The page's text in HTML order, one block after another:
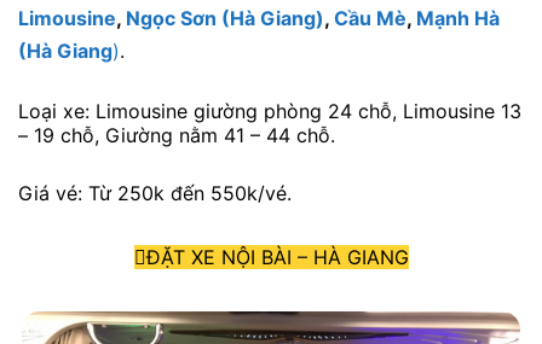
Limousine, Ngọc Sơn (Hà Giang), Cầu Mè, Mạnh Hà
(Hà Giang).
Loại xe: Limousine giường phòng 24 chỗ, Limousine 13
– 19 chỗ, Giường nằm 41 – 44 chỗ.
Giá vé: Từ 250k đến 550k/vé.
ĐẶT XE NỘI BÀI – HÀ GIANG